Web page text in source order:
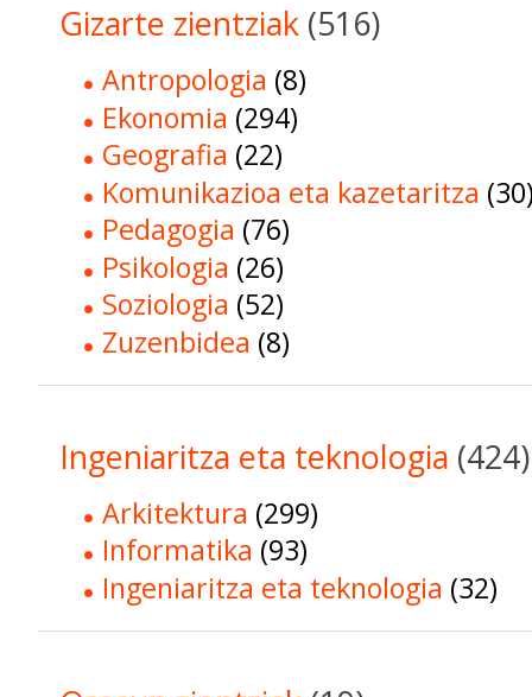
Gizarte zientziak (516)
Antropologia (8)
Ekonomia (294)
Geografia (22)
Komunikazioa eta kazetaritza
Pedagogia (76)
Psikologia (26)
Soziologia (52)
Zuzenbidea (8)
Ingeniaritza eta teknologia (424)
Arkitektura (299)
Informatika (93)
Ingeniaritza eta teknologia (32)